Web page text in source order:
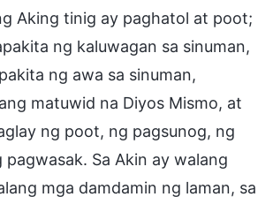
Aking tinig ay paghatol at poot;
ng kaluwagan sa sinuman,
ng awa sa sinuman,
matuwid na Diyos Mismo, at
ng poot, ng pagsunog, ng
pagwasak. Sa Akin ay walang
mga damdamin ng laman, sa